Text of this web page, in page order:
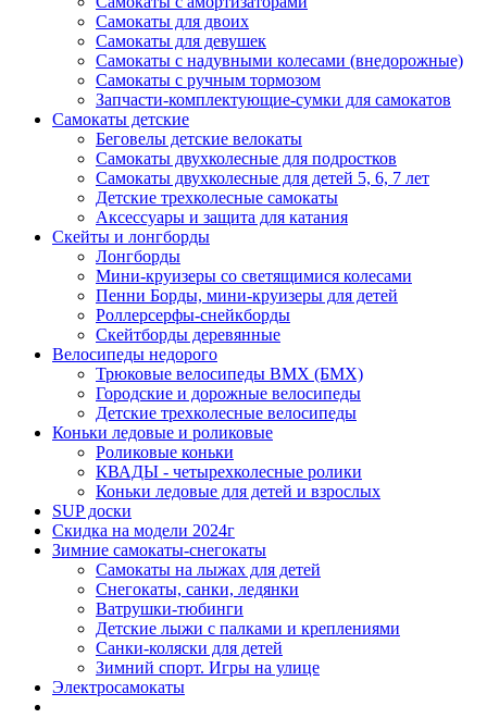
Самокаты для двоих
Самокаты для девушек
Самокаты с надувными колесами (внедорожные)
Самокаты с ручным тормозом
Запчасти-комплектующие-сумки для самокатов
Самокаты детские
Беговелы детские велокаты
Самокаты двухколесные для подростков
Самокаты двухколесные для детей 5, 6, 7 лет
Детские трехколесные самокаты
Аксессуары и защита для катания
Cкейты и лонгборды
Лонгборды
Мини-круизеры со светящимися колесами
Пенни Борды, мини-круизеры для детей
Роллерсерфы-снейкборды
Скейтборды деревянные
Велосипеды недорого
Трюковые велосипеды BMX (БМХ)
Городские и дорожные велосипеды
Детские трехколесные велосипеды
Коньки ледовые и роликовые
Роликовые коньки
КВАДЫ - четырехколесные ролики
Коньки ледовые для детей и взрослых
SUP доски
Скидка на модели 2024г
Зимние самокаты-снегокаты
Самокаты на лыжах для детей
Снегокаты, санки, ледянки
Ватрушки-тюбинги
Детские лыжи с палками и креплениями
Санки-коляски для детей
Зимний спорт. Игры на улице
Электросамокаты